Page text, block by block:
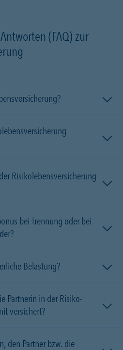
(FAQ) zur
Risikolebensversicherung
bei Trennung oder bei
Belastung?
Partnerin in der Risiko­
versichert?
den Partner bzw. die